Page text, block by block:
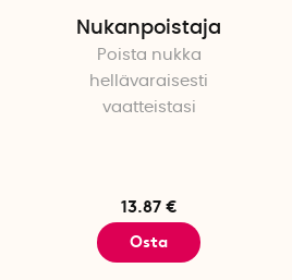
Nukanpoistaja
Poista nukka
hellävaraisesti
vaatteistasi
13.87 €
Osta